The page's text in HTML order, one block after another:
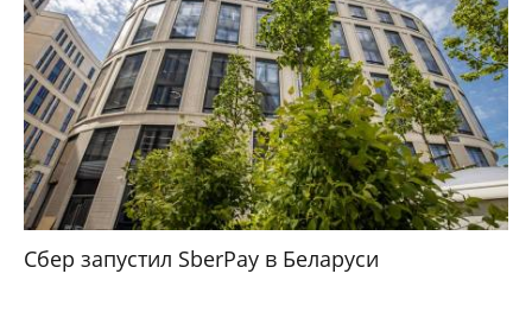
Сбер запустил SberPay в Беларуси